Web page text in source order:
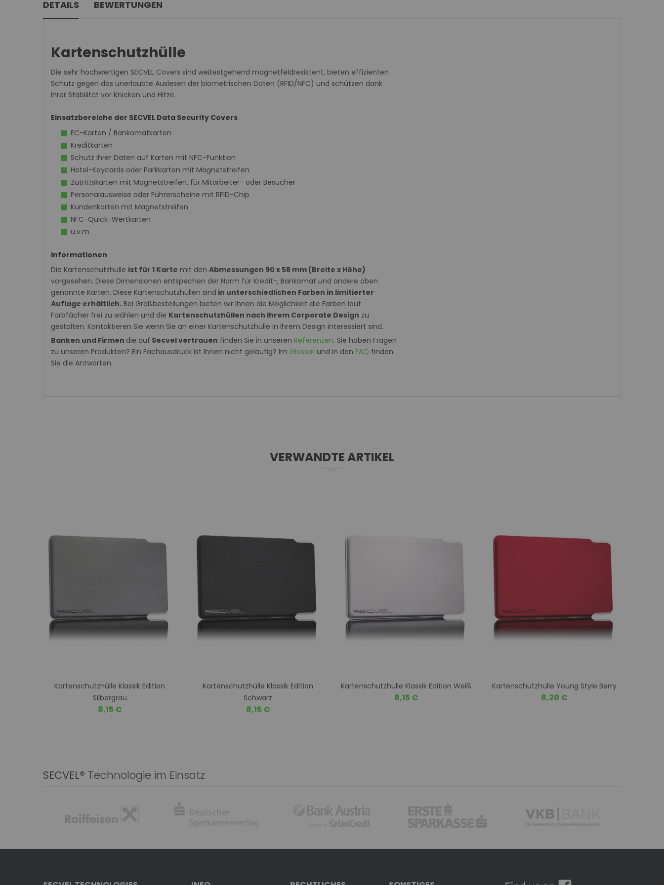
der
Bildergalerie
DETAILS
Kartenschutzhülle
Die sehr hochwertigen SECVEL Covers sind weitestgehend magnetfeldresistent, bieten effizienten
Schutz gegen das unerlaubte Auslesen der biometrischen Daten (RFID/NFC) und schützen dank
ihrer Stabilität vor Knicken und Hitze.
Einsatzbereiche der SECVEL Data Security Covers
EC-Karten / Bankomatkarten
Kreditkarten
Schutz Ihrer Daten auf Karten mit NFC-Funktion
Hotel-Keycards oder Parkkarten mit Magnetstreifen
Zutrittskarten mit Magnetstreifen, für Mitarbeiter- oder Besucher
Personalausweise oder Führerscheine mit RFID-Chip
Kundenkarten mit Magnetstreifen
NFC-Quick-Wertkarten
u.v.m.
Informationen
Die Kartenschutzhülle ist für 1 Karte mit den Abmessungen 90 x 58 mm (Breite x Höhe)
vorgesehen. Diese Dimensionen entspechen der Norm für Kredit-, Bankomat und andere oben
genannte Karten. Diese Kartenschutzhüllen sind in unterschiedlichen Farben in limitierter
Auflage erhältlich. Bei Großbestellungen bieten wir Ihnen die Möglichkeit die Farben laut
Farbfächer frei zu wählen und die Kartenschutzhüllen nach Ihrem Corporate Design zu
gestalten. Kontaktieren Sie wenn Sie an einer Kartenschutzhülle in Ihrem Design interessiert sind.
Banken und Firmen die auf Secvel vertrauen finden Sie in unseren Referenzen. Sie haben Fragen
zu unseren Produkten? Ein Fachausdruck ist Ihnen nicht geläufig? Im Glossar und in den FAQ finden
Sie die Antworten.
BEWERTUNGEN
VERWANDTE ARTIKEL
Kartenschutzhülle Klassik Edition
Silbergrau
8,15 €
Kartenschutzhülle Klassik Edition
Schwarz
8,15 €
Kartenschutzhülle Klassik Edition Weiß
8,15 €
Kartenschutzhülle Young Style Berry
8,20 €
SECVEL® Technologie im Einsatz